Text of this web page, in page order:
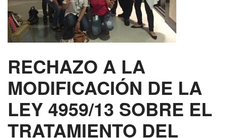
RECHAZO A LA
MODIFICACIÓN DE LA
LEY 4959/13 SOBRE EL
TRATAMIENTO DEL